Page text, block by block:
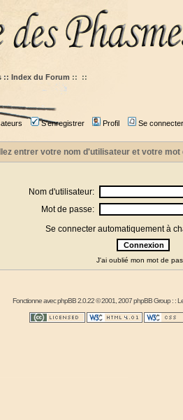
:: Index du Forum :: ::
S'enregistrer Profil Se
entrer votre nom d'utilisateur et votre
Nom d'utilisateur:
Mot de passe:
Se connecter automatiquement à
J'ai oublié mon mot de
Fonctionne avecphpBB2.0.22 © 2001, 2007 phpBB Group : :